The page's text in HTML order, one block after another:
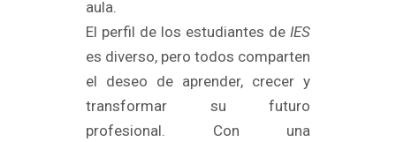
aula.
El perfil de los estudiantes de IES
es diverso, pero todos comparten
el deseo de aprender, crecer y
transformar su futuro
profesional. Con una